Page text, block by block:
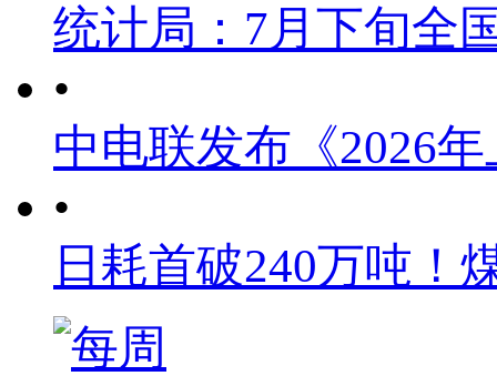
统计局：7月下旬全
•
中电联发布《2026
•
日耗首破240万吨！